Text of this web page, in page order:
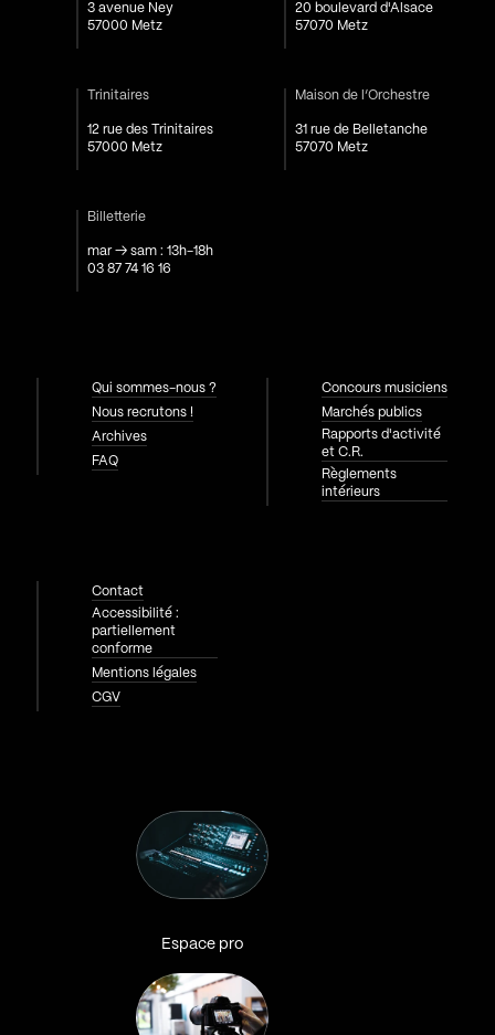
3 avenue Ney
57000 Metz
20 boulevard d'Alsace
57070 Metz
Trinitaires
12 rue des Trinitaires
57000 Metz
Maison de l’Orchestre
31 rue de Belletanche
57070 Metz
Billetterie
mar → sam : 13h-18h
03 87 74 16 16
Qui sommes-nous ?
Nous recrutons !
Archives
FAQ
Concours musiciens
Marchés publics
Rapports d'activité
et C.R.
Règlements
intérieurs
Contact
Accessibilité :
partiellement
conforme
Mentions légales
CGV
Espace pro